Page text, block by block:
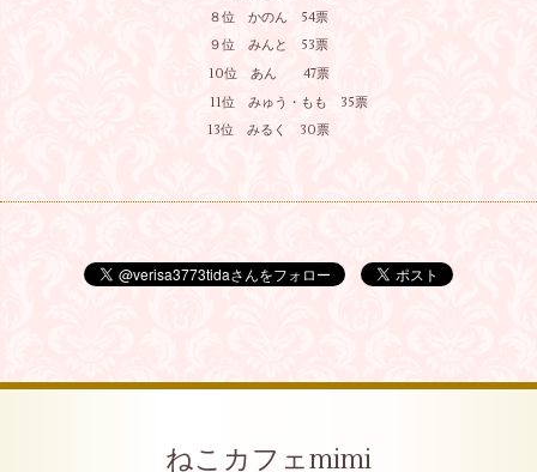
８位 かのん 54票
９位 みんと 53票
10位 あん 47票
11位 みゅう・もも 35票
13位 みるく 30票
ねこカフェmimi